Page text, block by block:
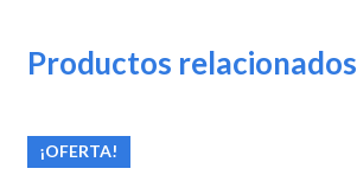
Productos relacionados
¡OFERTA!